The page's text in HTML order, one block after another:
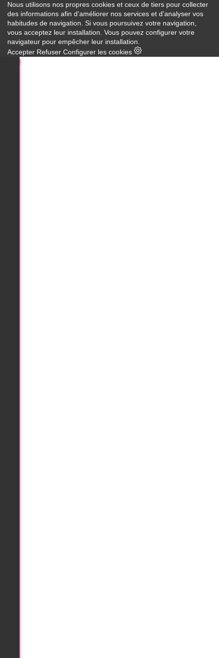
Nous utilisons nos propres cookies et ceux de tiers pour collecter
des informations afin d'améliorer nos services et d'analyser vos
habitudes de navigation. Si vous poursuivez votre navigation,
vous acceptez leur installation. Vous pouvez configurer votre
navigateur pour empêcher leur installation.
Accepter Refuser Configurer les cookies